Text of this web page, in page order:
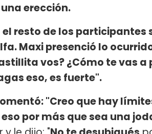
erección.
resto de los participantes
Maxi presenció lo
vos? ¿Cómo te vas a
eso, es fuerte".
"Creo que hay
por más que sea una